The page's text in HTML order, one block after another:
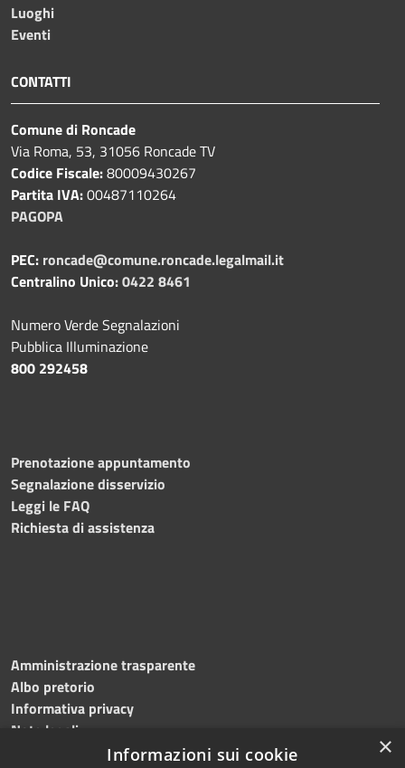
Luoghi
Eventi
CONTATTI
Comune di Roncade
Via Roma, 53, 31056 Roncade TV
Codice Fiscale:80009430267
Partita IVA:00487110264
PAGOPA
PEC: roncade@comune.roncade.legalmail.it
Centralino Unico:0422 8461
Numero Verde Segnalazioni
Pubblica Illuminazione
800 292458
Prenotazione appuntamento
Segnalazione disservizio
Leggi le FAQ
Richiesta di assistenza
Amministrazione trasparente
Albo pretorio
Informativa privacy
Note legali
Dichiarazione di accessibilità
×
Informazioni sui cookie